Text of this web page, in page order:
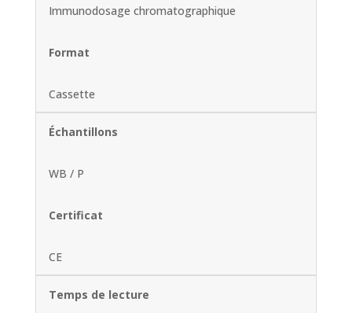
Immunodosage chromatographique
Format
Cassette
Échantillons
WB / P
Certificat
CE
Temps de lecture